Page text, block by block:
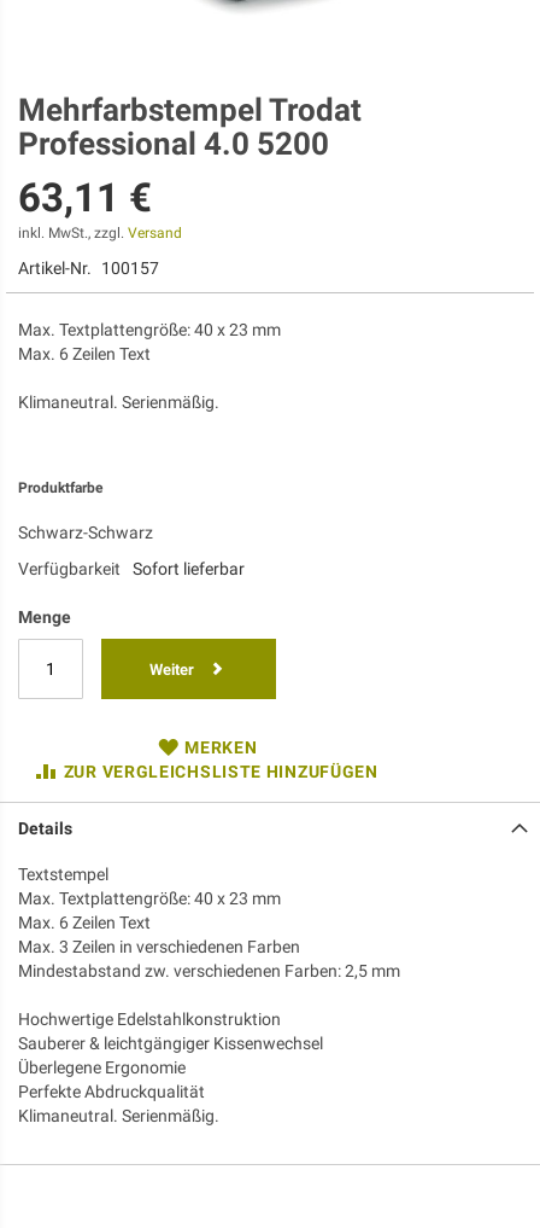
Zum
Anfang
der
springen
Mehrfarbstempel Trodat
Professional 4.0 5200
63,11 €
inkl. MwSt., zzgl. Versand
Artikel-Nr. 100157
Max. Textplattengröße: 40 x 23 mm
Max. 6 Zeilen Text
Klimaneutral. Serienmäßig.
Produktfarbe
Schwarz-Schwarz
Verfügbarkeit
Sofort lieferbar
Menge
Weiter
MERKEN
ZUR VERGLEICHSLISTE HINZUFÜGEN
Details
Textstempel
Max. Textplattengröße: 40 x 23 mm
Max. 6 Zeilen Text
Max. 3 Zeilen in verschiedenen Farben
Mindestabstand zw. verschiedenen Farben: 2,5 mm
Hochwertige Edelstahlkonstruktion
Sauberer & leichtgängiger Kissenwechsel
Überlegene Ergonomie
Perfekte Abdruckqualität
Klimaneutral. Serienmäßig.